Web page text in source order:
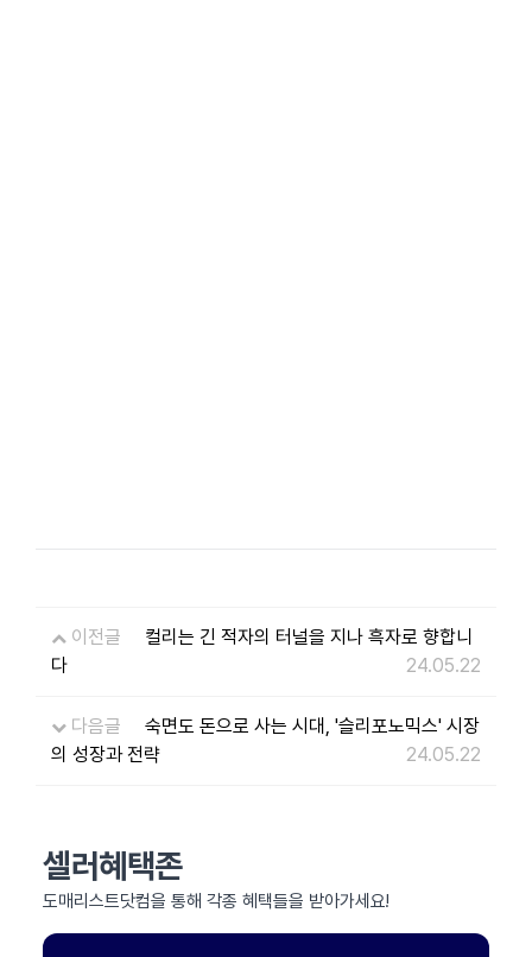
이전글
컬리는 긴 적자의 터널을 지나 흑자로 향합니
다
24.05.22
다음글
숙면도 돈으로 사는 시대, '슬리포노믹스' 시장
의 성장과 전략
24.05.22
셀러혜택존
도매리스트닷컴을 통해 각종 혜택들을 받아가세요!